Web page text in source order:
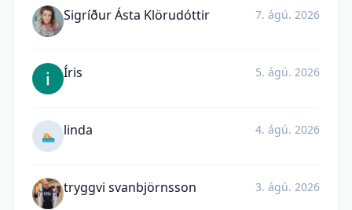
Sigríður Ásta Klörudóttir 7. ágú. 2026
Íris 5. ágú. 2026
🏊 linda 4. ágú. 2026
tryggvi svanbjörnsson 3. ágú. 2026